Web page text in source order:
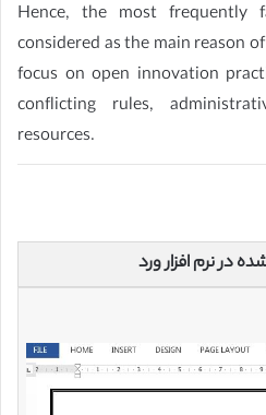
Hence, the most frequently
considered as the main reason
focus on open innovation
conflicting rules,
resources.
در نرم افزار ورد